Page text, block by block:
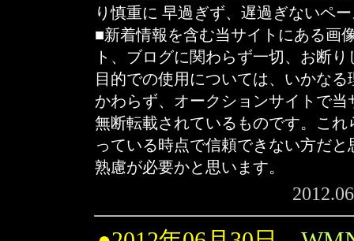
り慎重に 早過ぎず、遅過ぎないペ
■新着情報を含む当サイトにある画
ト、ブログに関わらず一切、お断
目的での使用については、いかな
かわらず、オークションサイトで
無断転載されているものです。こ
っている時点で信頼できない方だ
熟慮が必要かと思います。